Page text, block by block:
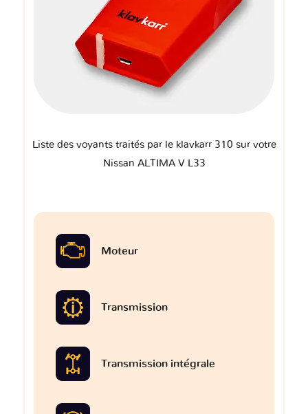
Liste des voyants traités par le klavkarr 310 sur votre
Nissan ALTIMA V L33
Moteur
Transmission
Transmission intégrale